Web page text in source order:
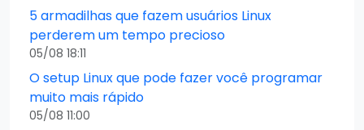
5 armadilhas que fazem usuários Linux
perderem um tempo precioso
05/08 18:11
O setup Linux que pode fazer você programar
muito mais rápido
05/08 11:00